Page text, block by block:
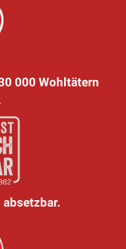
000 Wohltätern
absetzbar.